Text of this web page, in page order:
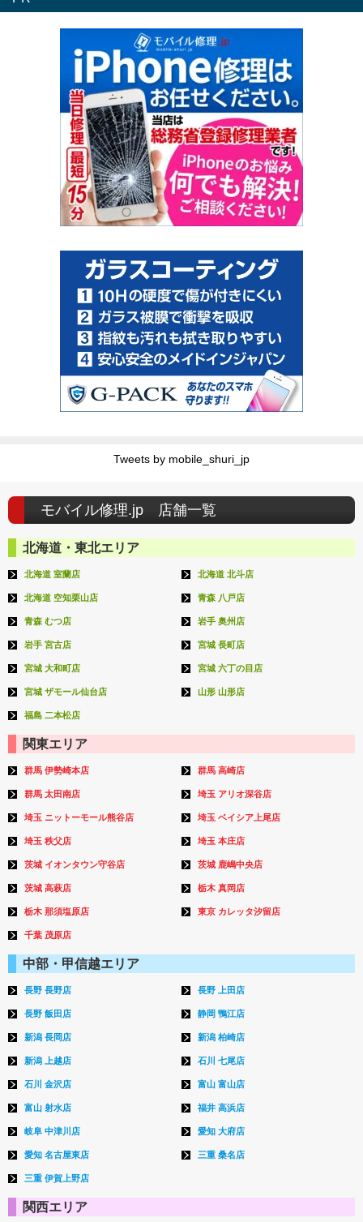
Tweets by mobile_shuri_jp
モバイル修理.jp 店舗一覧
北海道・東北エリア
北海道 室蘭店 北海道 北斗店
北海道 空知栗山店 青森 八戸店
青森 むつ店 岩手 奥州店
岩手 宮古店 宮城 長町店
宮城 大和町店 宮城 六丁の目店
宮城 ザモール仙台店 山形 山形店
福島 二本松店
関東エリア
群馬 伊勢崎本店 群馬 高崎店
群馬 太田南店 埼玉 アリオ深谷店
埼玉 ニットーモール熊谷店 埼玉 ベイシア上尾店
埼玉 秩父店 埼玉 本庄店
茨城 イオンタウン守谷店 茨城 鹿嶋中央店
茨城 高萩店 栃木 真岡店
栃木 那須塩原店 東京 カレッタ汐留店
千葉 茂原店
中部・甲信越エリア
長野 長野店 長野 上田店
長野 飯田店 静岡 鴨江店
新潟 長岡店 新潟 柏崎店
新潟 上越店 石川 七尾店
石川 金沢店 富山 富山店
富山 射水店 福井 高浜店
岐阜 中津川店 愛知 大府店
愛知 名古屋東店 三重 桑名店
三重 伊賀上野店
関西エリア